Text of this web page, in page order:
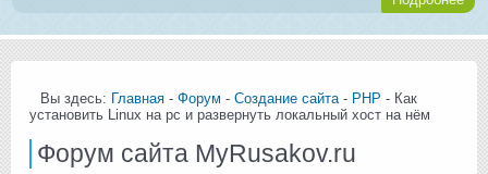
Вы здесь: Главная - Форум - Создание сайта- PHP - Как
установить Linux на pc и развернуть локальный хост на нём
Форум сайта MyRusakov.ru